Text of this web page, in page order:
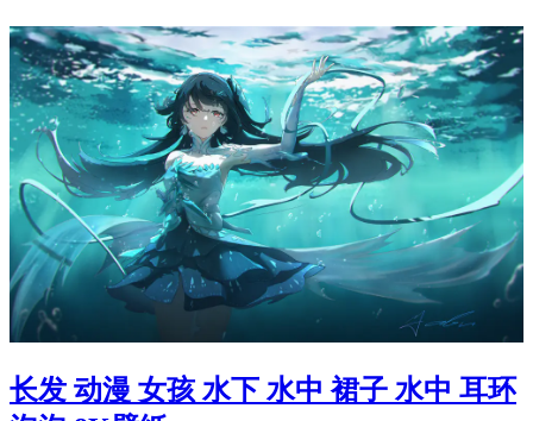
长发 动漫 女孩 水下 水中 裙子 水中 耳环